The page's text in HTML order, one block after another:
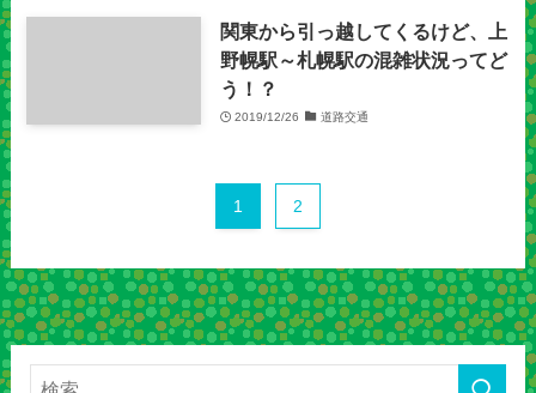
関東から引っ越してくるけど、上
野幌駅～札幌駅の混雑状況ってど
う！？
2019/12/26 道路交通
1 2